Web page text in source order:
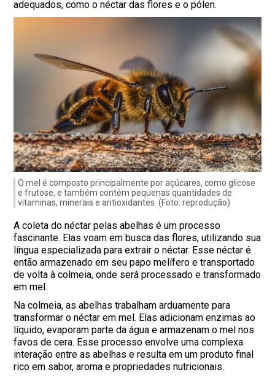
adequados, como o néctar das flores e o pólen.
O mel é composto principalmente por açúcares, como glicose
e frutose, e também contém pequenas quantidades de
vitaminas, minerais e antioxidantes. (Foto: reprodução)
A coleta do néctar pelas abelhas é um processo
fascinante. Elas voam em busca das flores, utilizando sua
língua especializada para extrair o néctar. Esse néctar é
então armazenado em seu papo melífero e transportado
de volta à colmeia, onde será processado e transformado
em mel.
Na colmeia, as abelhas trabalham arduamente para
transformar o néctar em mel. Elas adicionam enzimas ao
líquido, evaporam parte da água e armazenam o mel nos
favos de cera. Esse processo envolve uma complexa
interação entre as abelhas e resulta em um produto final
rico em sabor, aroma e propriedades nutricionais.